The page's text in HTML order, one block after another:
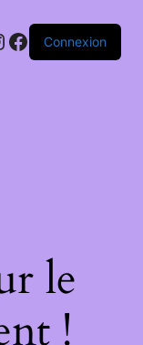
Facebook
Connexion
le
!